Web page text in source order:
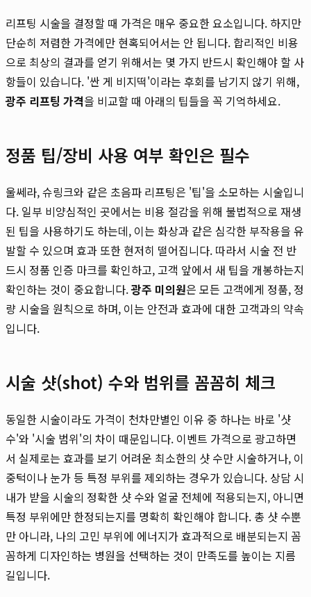
리프팅 시술을 결정할 때 가격은 매우 중요한 요소입니다. 하지만
단순히 저렴한 가격에만 현혹되어서는 안 됩니다. 합리적인 비용
으로 최상의 결과를 얻기 위해서는 몇 가지 반드시 확인해야 할 사
항들이 있습니다. '싼 게 비지떡'이라는 후회를 남기지 않기 위해,
광주 리프팅 가격을 비교할 때 아래의 팁들을 꼭 기억하세요.
정품 팁/장비 사용 여부 확인은 필수
울쎄라, 슈링크와 같은 초음파 리프팅은 '팁'을 소모하는 시술입니
다. 일부 비양심적인 곳에서는 비용 절감을 위해 불법적으로 재생
된 팁을 사용하기도 하는데, 이는 화상과 같은 심각한 부작용을 유
발할 수 있으며 효과 또한 현저히 떨어집니다. 따라서 시술 전 반
드시 정품 인증 마크를 확인하고, 고객 앞에서 새 팁을 개봉하는지
확인하는 것이 중요합니다.광주 미의원은 모든 고객에게 정품, 정
량 시술을 원칙으로 하며, 이는 안전과 효과에 대한 고객과의 약속
입니다.
시술 샷(shot) 수와 범위를 꼼꼼히 체크
동일한 시술이라도 가격이 천차만별인 이유 중 하나는 바로 '샷
수'와 '시술 범위'의 차이 때문입니다. 이벤트 가격으로 광고하면
서 실제로는 효과를 보기 어려운 최소한의 샷 수만 시술하거나, 이
중턱이나 눈가 등 특정 부위를 제외하는 경우가 있습니다. 상담 시
내가 받을 시술의 정확한 샷 수와 얼굴 전체에 적용되는지, 아니면
특정 부위에만 한정되는지를 명확히 확인해야 합니다. 총 샷 수뿐
만 아니라, 나의 고민 부위에 에너지가 효과적으로 배분되는지 꼼
꼼하게 디자인하는 병원을 선택하는 것이 만족도를 높이는 지름
길입니다.